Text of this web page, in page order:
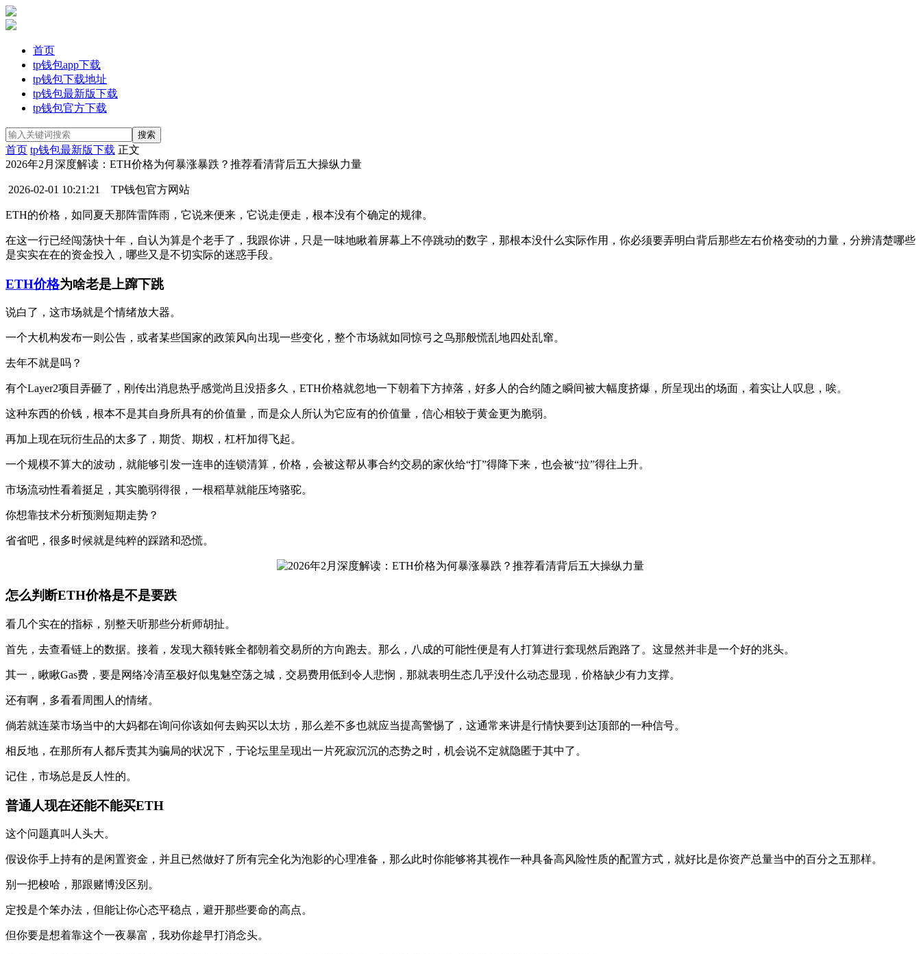
首页
tp钱包app下载
tp钱包下载地址
tp钱包最新版下载
tp钱包官方下载
首页 tp钱包最新版下载 正文
2026年2月深度解读：ETH价格为何暴涨暴跌？推荐看清背后五大操纵力量
2026-02-01 10:21:21 TP钱包官方网站
ETH的价格，如同夏天那阵雷阵雨，它说来便来，它说走便走，根本没有个确定的规律。
在这一行已经闯荡快十年，自认为算是个老手了，我跟你讲，只是一味地瞅着屏幕上不停跳动的数字，那根本没什么实际作用，你必须要弄明白背后那些左右价格变动的力量，分辨清楚哪些
是实实在在的资金投入，哪些又是不切实际的迷惑手段。
ETH价格为啥老是上蹿下跳
说白了，这市场就是个情绪放大器。
一个大机构发布一则公告，或者某些国家的政策风向出现一些变化，整个市场就如同惊弓之鸟那般慌乱地四处乱窜。
去年不就是吗？
有个Layer2项目弄砸了，刚传出消息热乎感觉尚且没捂多久，ETH价格就忽地一下朝着下方掉落，好多人的合约随之瞬间被大幅度挤爆，所呈现出的场面，着实让人叹息，唉。
这种东西的价钱，根本不是其自身所具有的价值量，而是众人所认为它应有的价值量，信心相较于黄金更为脆弱。
再加上现在玩衍生品的太多了，期货、期权，杠杆加得飞起。
一个规模不算大的波动，就能够引发一连串的连锁清算，价格，会被这帮从事合约交易的家伙给“打”得降下来，也会被“拉”得往上升。
市场流动性看着挺足，其实脆弱得很，一根稻草就能压垮骆驼。
你想靠技术分析预测短期走势？
省省吧，很多时候就是纯粹的踩踏和恐慌。
怎么判断ETH价格是不是要跌
看几个实在的指标，别整天听那些分析师胡扯。
首先，去查看链上的数据。接着，发现大额转账全都朝着交易所的方向跑去。那么，八成的可能性便是有人打算进行套现然后跑路了。这显然并非是一个好的兆头。
其一，瞅瞅Gas费，要是网络冷清至极好似鬼魅空荡之城，交易费用低到令人悲悯，那就表明生态几乎没什么动态显现，价格缺少有力支撑。
还有啊，多看看周围人的情绪。
倘若就连菜市场当中的大妈都在询问你该如何去购买以太坊，那么差不多也就应当提高警惕了，这通常来讲是行情快要到达顶部的一种信号。
相反地，在那所有人都斥责其为骗局的状况下，于论坛里呈现出一片死寂沉沉的态势之时，机会说不定就隐匿于其中了。
记住，市场总是反人性的。
普通人现在还能不能买ETH
这个问题真叫人头大。
假设你手上持有的是闲置资金，并且已然做好了所有完全化为泡影的心理准备，那么此时你能够将其视作一种具备高风险性质的配置方式，就好比是你资产总量当中的百分之五那样。
别一把梭哈，那跟赌博没区别。
定投是个笨办法，但能让你心态平稳点，避开那些要命的高点。
但你要是想着靠这个一夜暴富，我劝你趁早打消念头。